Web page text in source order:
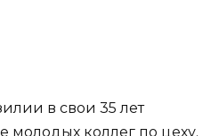
в свои 35 лет
молодых коллег по цеху.